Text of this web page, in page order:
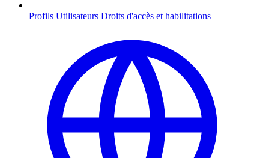
Profils Utilisateurs Droits d'accès et habilitations